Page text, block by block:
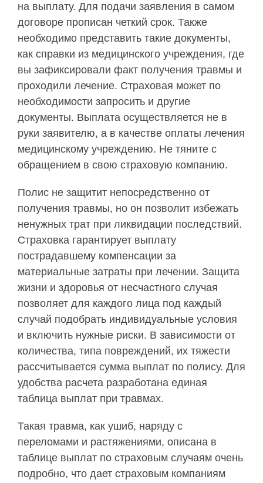
на выплату. Для подачи заявления в самом
договоре прописан четкий срок. Также
необходимо представить такие документы,
как справки из медицинского учреждения, где
вы зафиксировали факт получения травмы и
проходили лечение. Страховая может по
необходимости запросить и другие
документы. Выплата осуществляется не в
руки заявителю, а в качестве оплаты лечения
медицинскому учреждению. Не тяните с
обращением в свою страховую компанию.
Полис не защитит непосредственно от
получения травмы, но он позволит избежать
ненужных трат при ликвидации последствий.
Страховка гарантирует выплату
пострадавшему компенсации за
материальные затраты при лечении. Защита
жизни и здоровья от несчастного случая
позволяет для каждого лица под каждый
случай подобрать индивидуальные условия
и включить нужные риски. В зависимости от
количества, типа повреждений, их тяжести
рассчитывается сумма выплат по полису. Для
удобства расчета разработана единая
таблица выплат при травмах.
Такая травма, как ушиб, наряду с
переломами и растяжениями, описана в
таблице выплат по страховым случаям очень
подробно, что дает страховым компаниям